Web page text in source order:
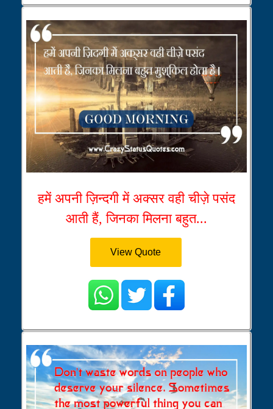
हमें अपनी ज़िन्दगी में अक्सर वही चीज़े पसंद
आती हैं, जिनका मिलना बहुत...
View Quote